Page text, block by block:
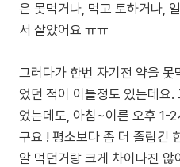
은 못먹거나, 먹고 토하거나,
서 살았어요 ㅠㅠ
그러다가 한번 자기전 약을 못
었던 적이 이틀정도 있는데요
었는데도, 아침~이른 오후 1-
구요 ! 평소보다 좀 더 졸립긴
알 먹던거랑 크게 차이나진 않